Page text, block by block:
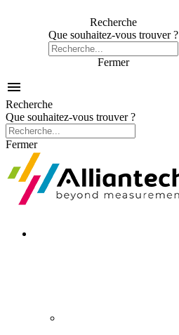
Recherche
Que souhaitez-vous trouver ?
Fermer

Recherche
Que souhaitez-vous trouver ?
Fermer